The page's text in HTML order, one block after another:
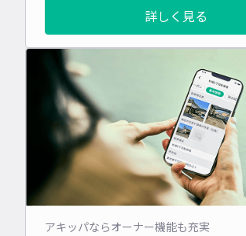
詳しく見る
アキッパならオーナー機能も充実